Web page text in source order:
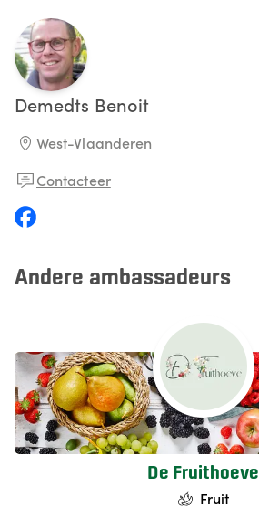
Demedts Benoit
West-Vlaanderen
Contacteer
Andere ambassadeurs
De Fruithoeve
Fruit